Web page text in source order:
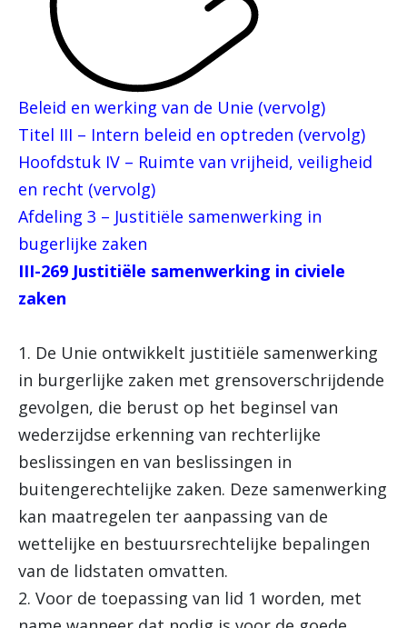
Beleid en werking van de Unie (vervolg)
Titel III – Intern beleid en optreden (vervolg)
Hoofdstuk IV – Ruimte van vrijheid, veiligheid
en recht (vervolg)
Afdeling 3 – Justitiële samenwerking in
bugerlijke zaken
III-269 Justitiële samenwerking in civiele
zaken
1. De Unie ontwikkelt justitiële samenwerking
in burgerlijke zaken met grensoverschrijdende
gevolgen, die berust op het beginsel van
wederzijdse erkenning van rechterlijke
beslissingen en van beslissingen in
buitengerechtelijke zaken. Deze samenwerking
kan maatregelen ter aanpassing van de
wettelijke en bestuursrechtelijke bepalingen
van de lidstaten omvatten.
2. Voor de toepassing van lid 1 worden, met